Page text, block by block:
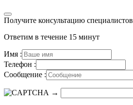
Получите консультацию специалистов
Ответим в течение 15 минут
Имя :
Телефон :
Сообщение :
→